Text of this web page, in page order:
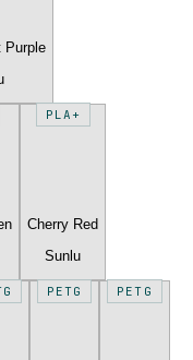
Purple
PLA+
Cherry Red
Sunlu
PETG PETG